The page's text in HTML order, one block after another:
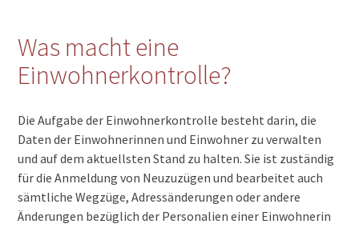
Was macht eine
Einwohnerkontrolle?
Die Aufgabe der Einwohnerkontrolle besteht darin, die
Daten der Einwohnerinnen und Einwohner zu verwalten
und auf dem aktuellsten Stand zu halten. Sie ist zuständig
für die Anmeldung von Neuzuzügen und bearbeitet auch
sämtliche Wegzüge, Adressänderungen oder andere
Änderungen bezüglich der Personalien einer Einwohnerin